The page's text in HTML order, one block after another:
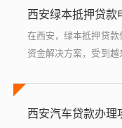
记证等）来获取贷款，
西安绿本抵押贷款
在西安，绿本抵押贷款
资金解决方案，受到越
“绿本”）作为抵押物的
西安汽车贷款办理